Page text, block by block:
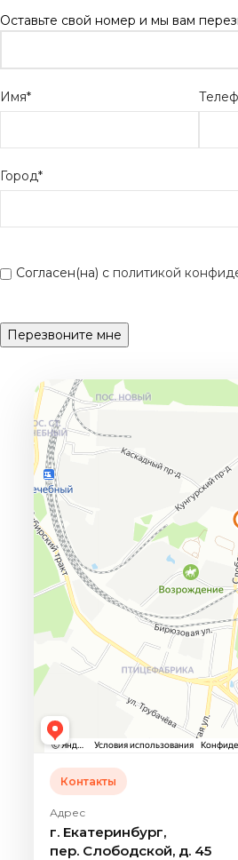
Оставьте свой номер и мы вам
Имя*
Город*
Согласен(на) с политикой
Контакты
Адрес
г. Екатеринбург,
пер. Слободской, д. 45